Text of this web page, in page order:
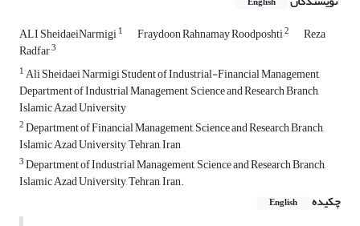
ALI SheidaeiNarmigi1 Fraydoon Rahnamay Roodposhti2 Reza
Radfar3
1Ali Sheidaei Narmigi Student of Industrial-Financial Management,
Department of Industrial Management, Science and Research Branch,
Islamic Azad University
2Department of Financial Management, Science and Research Branch,
Islamic Azad University, Tehran, Iran
3Department of Industrial Management, Science and Research Branch,
Islamic Azad University, Tehran, Iran.
چکیده
English